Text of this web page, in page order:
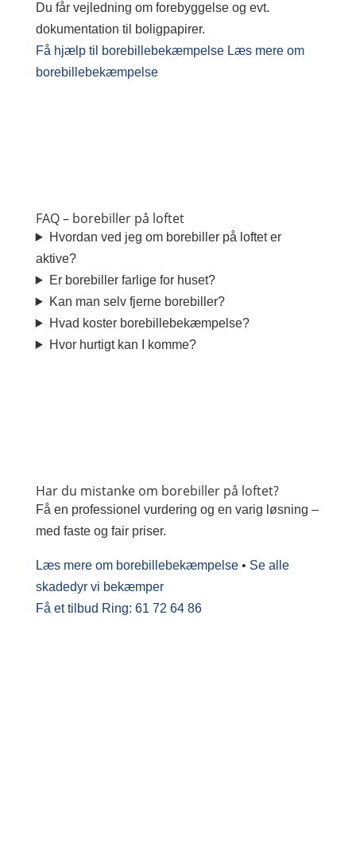
Du får vejledning om forebyggelse og evt.
dokumentation til boligpapirer.
Få hjælp til borebillebekæmpelse Læs mere om
borebillebekæmpelse
FAQ – borebiller på loftet
Hvordan ved jeg om borebiller på loftet er
aktive?
Er borebiller farlige for huset?
Kan man selv fjerne borebiller?
Hvad koster borebillebekæmpelse?
Hvor hurtigt kan I komme?
Har du mistanke om borebiller på loftet?
Få en professionel vurdering og en varig løsning –
med faste og fair priser.
Læs mere om borebillebekæmpelse • Se alle
skadedyr vi bekæmper
Få et tilbud Ring: 61 72 64 86